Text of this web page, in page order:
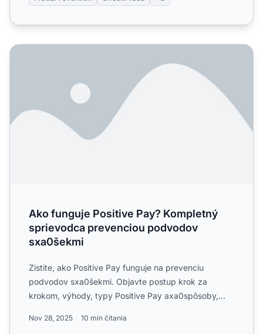
Ako funguje Positive Pay? Kompletný sprievodca
Ako funguje Positive Pay? Kompletný
sprievodca prevenciou podvodov
sxa0šekmi
Zistite, ako Positive Pay funguje na prevenciu
podvodov sxa0šekmi. Objavte postup krok za
krokom, výhody, typy Positive Pay axa0spôsoby,
Nov 28, 2025 10 min čítania